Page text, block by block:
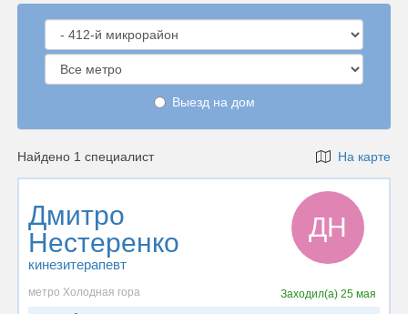
Выезд на дом
Найдено 1 специалист На карте
Дмитро
Нестеренко
кинезитерапевт
ДН
метро Холодная гора Заходил(а) 25 мая